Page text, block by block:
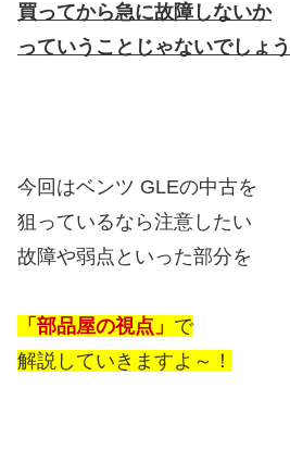
買ってから急に故障しないか
っていうことじゃないでしょう
今回はベンツ GLEの中古を
狙っているなら注意したい
故障や弱点といった部分を
「部品屋の視点」 で
解説していきますよ～！